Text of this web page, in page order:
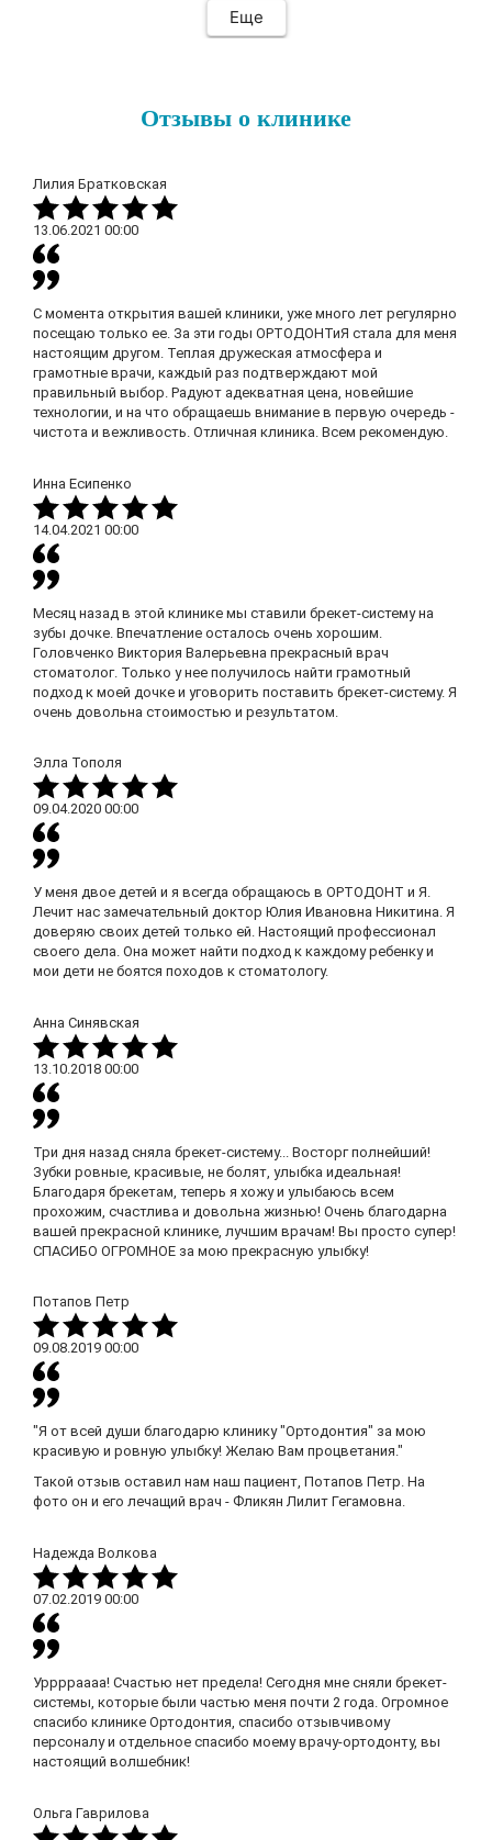
Еще
Отзывы о клинике
Лилия Братковская
13.06.2021 00:00
С момента открытия вашей клиники, уже много лет регулярно
посещаю только ее. За эти годы ОРТОДОНТиЯ стала для меня
настоящим другом. Теплая дружеская атмосфера и
грамотные врачи, каждый раз подтверждают мой
правильный выбор. Радуют адекватная цена, новейшие
технологии, и на что обращаешь внимание в первую очередь -
чистота и вежливость. Отличная клиника. Всем рекомендую.
Инна Есипенко
14.04.2021 00:00
Месяц назад в этой клинике мы ставили брекет-систему на
зубы дочке. Впечатление осталось очень хорошим.
Головченко Виктория Валерьевна прекрасный врач
стоматолог. Только у нее получилось найти грамотный
подход к моей дочке и уговорить поставить брекет-систему. Я
очень довольна стоимостью и результатом.
Элла Тополя
09.04.2020 00:00
У меня двое детей и я всегда обращаюсь в ОРТОДОНТ и Я.
Лечит нас замечательный доктор Юлия Ивановна Никитина. Я
доверяю своих детей только ей. Настоящий профессионал
своего дела. Она может найти подход к каждому ребенку и
мои дети не боятся походов к стоматологу.
Анна Синявская
13.10.2018 00:00
Три дня назад сняла брекет-систему... Восторг полнейший!
Зубки ровные, красивые, не болят, улыбка идеальная!
Благодаря брекетам, теперь я хожу и улыбаюсь всем
прохожим, счастлива и довольна жизнью! Очень благодарна
вашей прекрасной клинике, лучшим врачам! Вы просто супер!
СПАСИБО ОГРОМНОЕ за мою прекрасную улыбку!
Потапов Петр
09.08.2019 00:00
"Я от всей души благодарю клинику "Ортодонтия" за мою
красивую и ровную улыбку! Желаю Вам процветания."
Такой отзыв оставил нам наш пациент, Потапов Петр. На
фото он и его лечащий врач - Фликян Лилит Гегамовна.
Надежда Волкова
07.02.2019 00:00
Урррраааа! Счастью нет предела! Сегодня мне сняли брекет-
системы, которые были частью меня почти 2 года. Огромное
спасибо клинике Ортодонтия, спасибо отзывчивому
персоналу и отдельное спасибо моему врачу-ортодонту, вы
настоящий волшебник!
Ольга Гаврилова